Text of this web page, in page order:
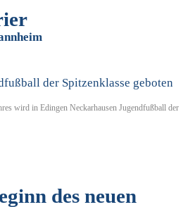
ier
nheim
wird in Edingen Neckarhausen Jugendfußball der
des neuen